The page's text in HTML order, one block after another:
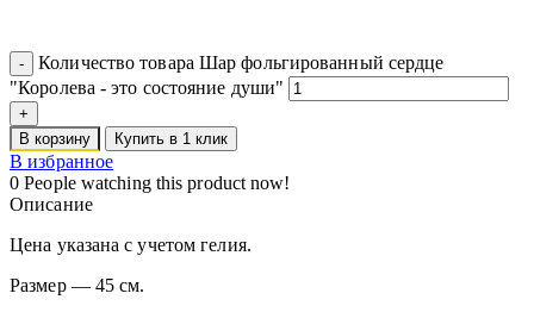
Количество товара Шар фольгированный сердце
"Королева - это состояние души"
В корзину Купить в 1 клик
В избранное
0 People watching this product now!
Описание
Цена указана с учетом гелия.
Размер — 45 см.